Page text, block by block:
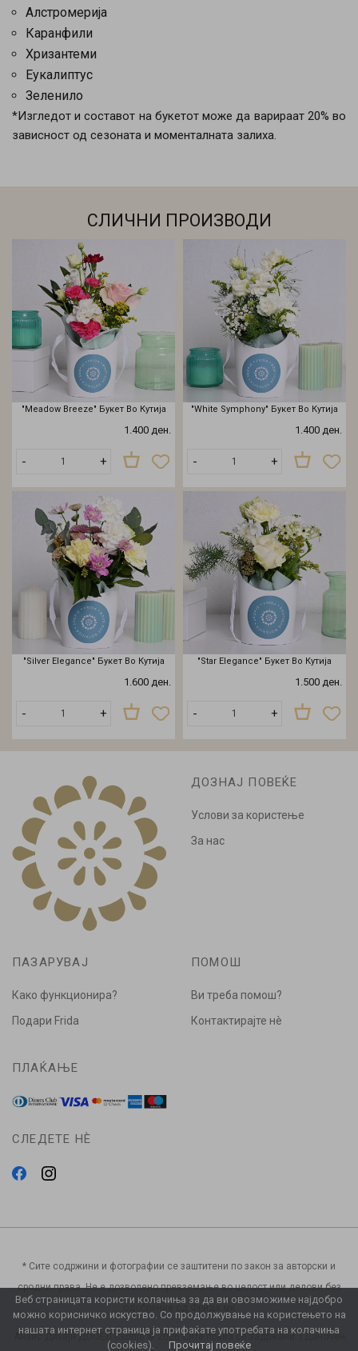
Алстромерија
Каранфили
Хризантеми
Еукалиптус
Зеленило
*Изгледот и составот на букетот може да варираат 20% во
зависност од сезоната и моменталната залиха.
СЛИЧНИ ПРОИЗВОДИ
"Meadow Breeze" Букет Во Кутија
1.400 ден.
- +
"White Symphony" Букет Во Кутија
1.400 ден.
- +
"Silver Elegance" Букет Во Кутија
1.600 ден.
- +
"Star Elegance" Букет Во Кутија
1.500 ден.
- +
Веб страницата користи колачиња за да ви овозможиме најдобро
можно корисничко искуство. Со продолжување на користењето на
нашата интернет страница ја прифаќате употребата на колачиња
(cookies).
Прочитај повеќе
ДОЗНАЈ ПОВЕЌЕ
Услови за користење
За нас
ПАЗАРУВАЈ
Како функционира?
Подари Frida
ПОМОШ
Ви треба помош?
Контактирајте нè
ПЛАЌАЊЕ
СЛЕДЕТЕ НÈ
* Сите содржини и фотографии се заштитени по закон за авторски и
сродни права. Не е дозволено превземање во целост или делови без
одобрение од Фрида.мк
Анаис Дизајн ДООЕЛ Скопје © 2026 Сите права се задржани. | Даночен